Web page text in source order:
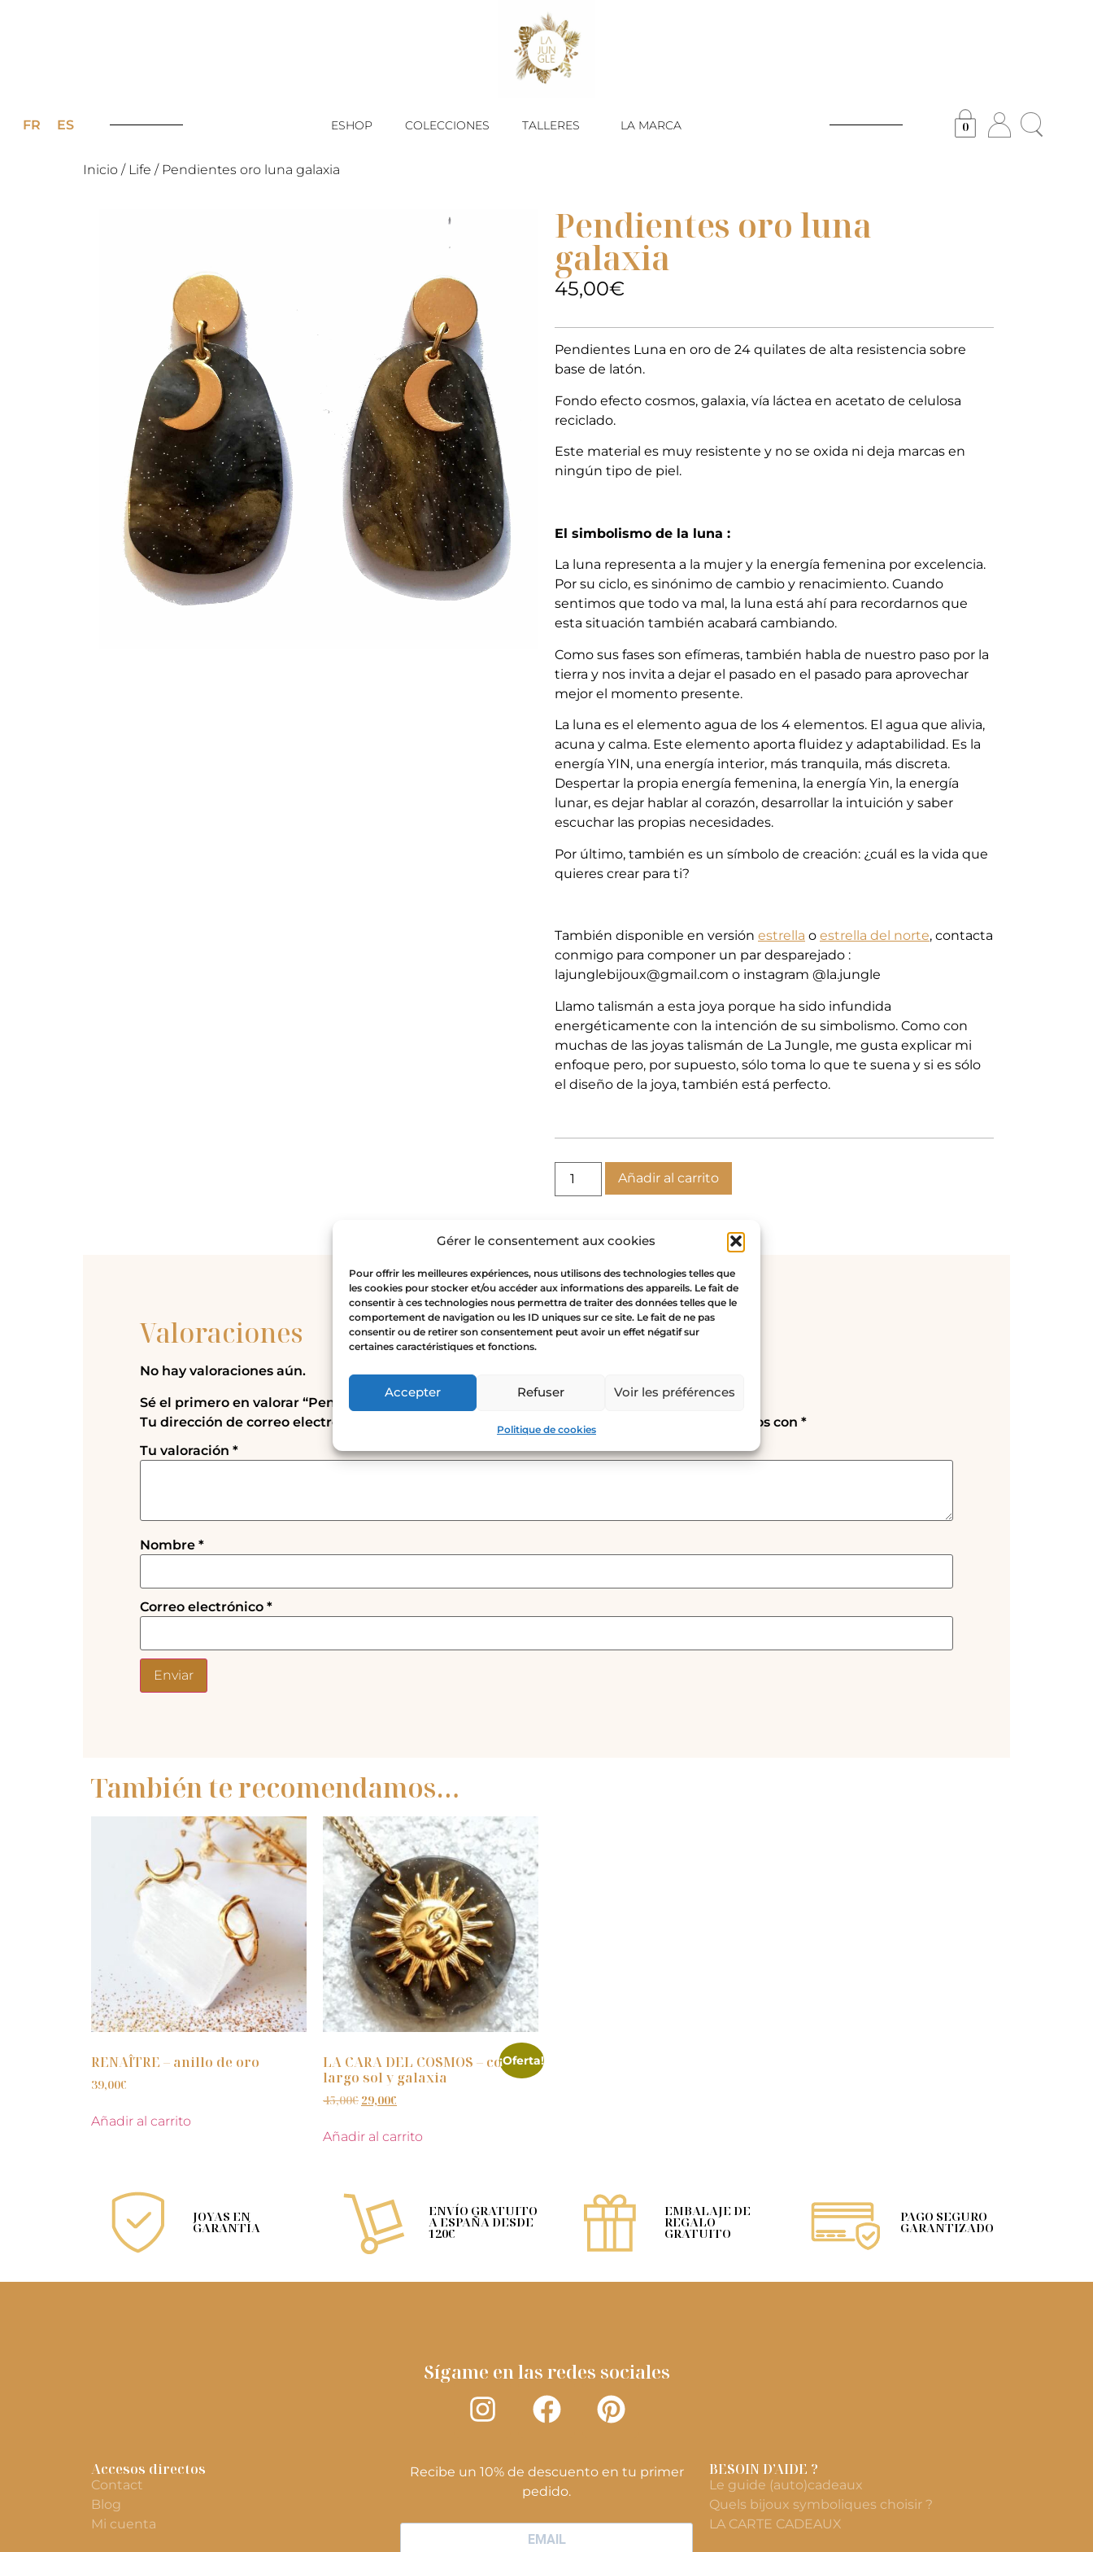
Gérer le consentement aux cookies
Pour offrir les meilleures expériences, nous utilisons des technologies telles que
les cookies pour stocker et/ou accéder aux informations des appareils. Le fait de
consentir à ces technologies nous permettra de traiter des données telles que le
comportement de navigation ou les ID uniques sur ce site. Le fait de ne pas
consentir ou de retirer son consentement peut avoir un effet négatif sur
certaines caractéristiques et fonctions.
Accepter Refuser Voir les préférences
Politique de cookies
FR ES ESHOP COLECCIONES TALLERES LA MARCA 0
Inicio / Life / Pendientes oro luna galaxia
Pendientes oro luna
galaxia
45,00€
Pendientes Luna en oro de 24 quilates de alta resistencia sobre
base de latón.
Fondo efecto cosmos, galaxia, vía láctea en acetato de celulosa
reciclado.
Este material es muy resistente y no se oxida ni deja marcas en
ningún tipo de piel.
El simbolismo de la luna :
La luna representa a la mujer y la energía femenina por excelencia.
Por su ciclo, es sinónimo de cambio y renacimiento. Cuando
sentimos que todo va mal, la luna está ahí para recordarnos que
esta situación también acabará cambiando.
Como sus fases son efímeras, también habla de nuestro paso por la
tierra y nos invita a dejar el pasado en el pasado para aprovechar
mejor el momento presente.
La luna es el elemento agua de los 4 elementos. El agua que alivia,
acuna y calma. Este elemento aporta fluidez y adaptabilidad. Es la
energía YIN, una energía interior, más tranquila, más discreta.
Despertar la propia energía femenina, la energía Yin, la energía
lunar, es dejar hablar al corazón, desarrollar la intuición y saber
escuchar las propias necesidades.
Por último, también es un símbolo de creación: ¿cuál es la vida que
quieres crear para ti?
También disponible en versión estrella o estrella del norte, contacta
conmigo para componer un par desparejado :
lajunglebijoux@gmail.com o instagram @la.jungle
Llamo talismán a esta joya porque ha sido infundida
energéticamente con la intención de su simbolismo. Como con
muchas de las joyas talismán de La Jungle, me gusta explicar mi
enfoque pero, por supuesto, sólo toma lo que te suena y si es sólo
el diseño de la joya, también está perfecto.
Añadir al carrito
Valoraciones
No hay valoraciones aún.
Sé el primero en valorar “Pendientes oro luna galaxia”
Tu dirección de correo electrónico no será publicada.
Los campos obligatorios están marcados con *
Tu valoración *
Nombre *
Correo electrónico *
También te recomendamos…
RENAÎTRE – anillo de oro
39,00€
Añadir al carrito
¡Oferta!
LA CARA DEL COSMOS – collar
largo sol y galaxia
45,00€ 29,00€
Añadir al carrito
JOYAS EN
GARANTÍA
ENVÍO GRATUITO
A ESPAÑA DESDE
120€
EMBALAJE DE
REGALO
GRATUITO
PAGO SEGURO
GARANTIZADO
Sígame en las redes sociales
Accesos directos
Contact
Blog
Mi cuenta
Recibe un 10% de descuento en tu primer
pedido.
BESOIN D’AIDE ?
Le guide (auto)cadeaux
Quels bijoux symboliques choisir ?
LA CARTE CADEAUX